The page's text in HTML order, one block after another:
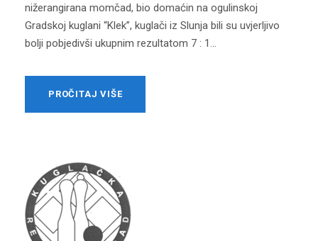
nižerangirana momčad, bio domaćin na ogulinskoj
Gradskoj kuglani “Klek”, kuglači iz Slunja bili su uvjerljivo
bolji pobjedivši ukupnim rezultatom 7 : 1...
PROČITAJ VIŠE